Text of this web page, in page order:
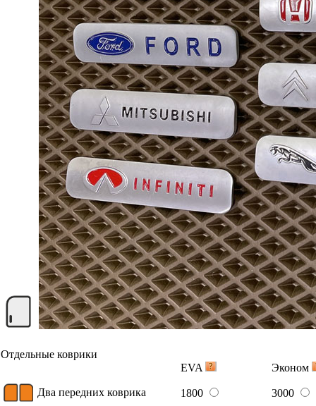
Отдельные коврики
EVA
Эконом
Два передних коврика 1800
3000